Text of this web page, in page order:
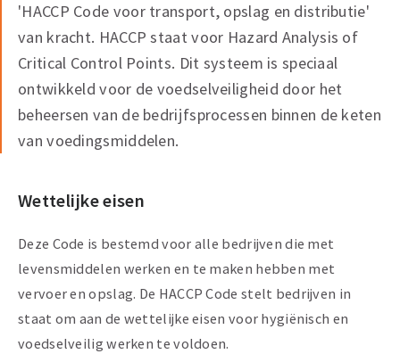
'HACCP Code voor transport, opslag en distributie'
van kracht. HACCP staat voor Hazard Analysis of
Critical Control Points. Dit systeem is speciaal
ontwikkeld voor de voedselveiligheid door het
beheersen van de bedrijfsprocessen binnen de keten
van voedingsmiddelen.
Wettelijke eisen
Deze Code is bestemd voor alle bedrijven die met
levensmiddelen werken en te maken hebben met
vervoer en opslag. De HACCP Code stelt bedrijven in
staat om aan de wettelijke eisen voor hygiënisch en
voedselveilig werken te voldoen.